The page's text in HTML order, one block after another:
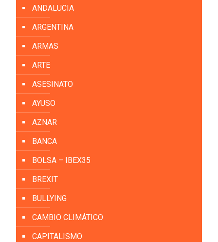
ANDALUCIA
ARGENTINA
ARMAS
ARTE
ASESINATO
AYUSO
AZNAR
BANCA
BOLSA – IBEX35
BREXIT
BULLYING
CAMBIO CLIMÁTICO
CAPITALISMO